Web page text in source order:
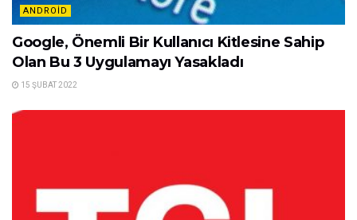
ANDROID
Google, Önemli Bir Kullanıcı Kitlesine Sahip
Olan Bu 3 Uygulamayı Yasakladı
15 ŞUBAT 2022